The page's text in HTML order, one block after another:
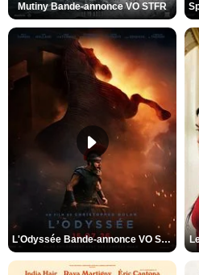
Mutiny Bande-annonce VO STFR
L'Odyssée Bande-annonce VO STFR